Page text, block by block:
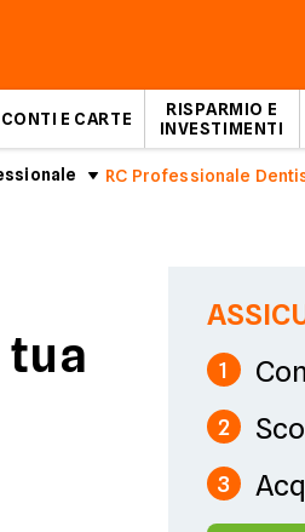
CONTI E CARTE
RISPARMIO E
INVESTIMENTI
RC Professionale
tua
1
2
3